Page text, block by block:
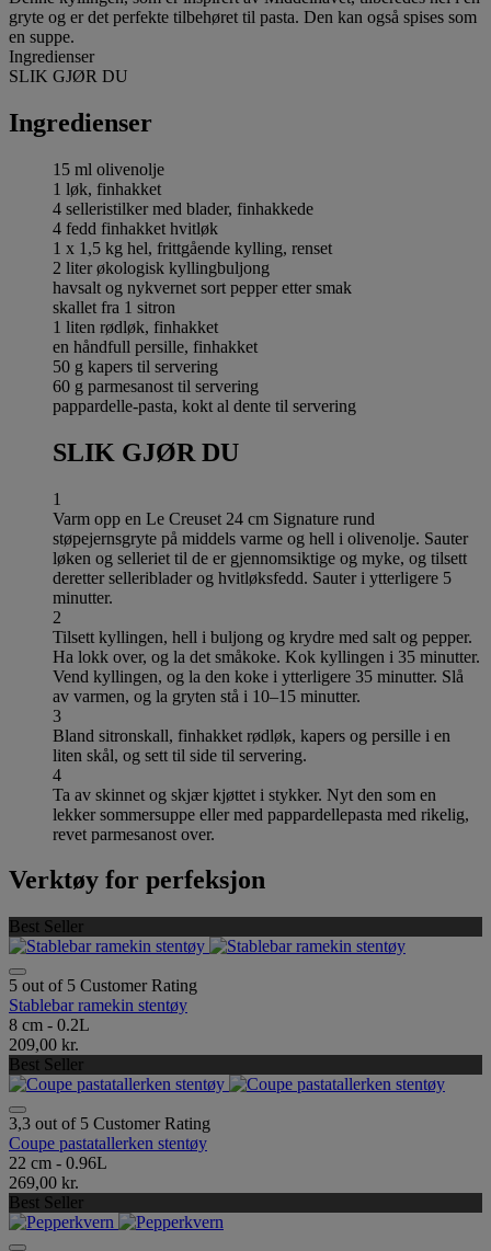
gryte og er det perfekte tilbehøret til pasta. Den kan også spises som
en suppe.
Ingredienser
SLIK GJØR DU
Ingredienser
15 ml olivenolje
1 løk, finhakket
4 selleristilker med blader, finhakkede
4 fedd finhakket hvitløk
1 x 1,5 kg hel, frittgående kylling, renset
2 liter økologisk kyllingbuljong
havsalt og nykvernet sort pepper etter smak
skallet fra 1 sitron
1 liten rødløk, finhakket
en håndfull persille, finhakket
50 g kapers til servering
60 g parmesanost til servering
pappardelle-pasta, kokt al dente til servering
SLIK GJØR DU
1
Varm opp en Le Creuset 24 cm Signature rund
støpejernsgryte på middels varme og hell i olivenolje. Sauter
løken og selleriet til de er gjennomsiktige og myke, og tilsett
deretter selleriblader og hvitløksfedd. Sauter i ytterligere 5
minutter.
2
Tilsett kyllingen, hell i buljong og krydre med salt og pepper.
Ha lokk over, og la det småkoke. Kok kyllingen i 35 minutter.
Vend kyllingen, og la den koke i ytterligere 35 minutter. Slå
av varmen, og la gryten stå i 10–15 minutter.
3
Bland sitronskall, finhakket rødløk, kapers og persille i en
liten skål, og sett til side til servering.
4
Ta av skinnet og skjær kjøttet i stykker. Nyt den som en
lekker sommersuppe eller med pappardellepasta med rikelig,
revet parmesanost over.
Verktøy for perfeksjon
Best Seller
5 out of 5 Customer Rating
Stablebar ramekin stentøy
8 cm - 0.2L
209,00 kr.
Best Seller
3,3 out of 5 Customer Rating
Coupe pastatallerken stentøy
22 cm - 0.96L
269,00 kr.
Best Seller